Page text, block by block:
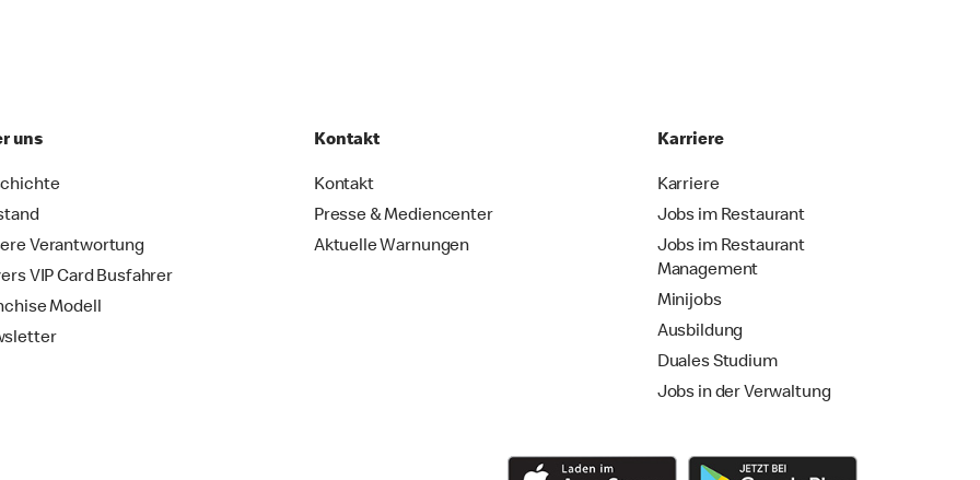
uns
Verantwortung
VIP Card Busfahrer
Modell
Kontakt
Kontakt
Presse & Mediencenter
Aktuelle Warnungen
Karriere
Karriere
Jobs im Restaurant
Jobs im Restaurant
Management
Minijobs
Ausbildung
Duales Studium
Jobs in der Verwaltung